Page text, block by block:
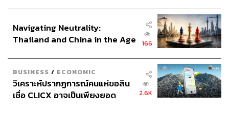
Navigating Neutrality:
Thailand and China in the Age
166
BUSINESS / ECONOMIC
วิเคราะห์ปรากฏการณ์คนแห่ขอสิน
เชื่อ CLICX อาจเป็นเพียงยอด
2.6K